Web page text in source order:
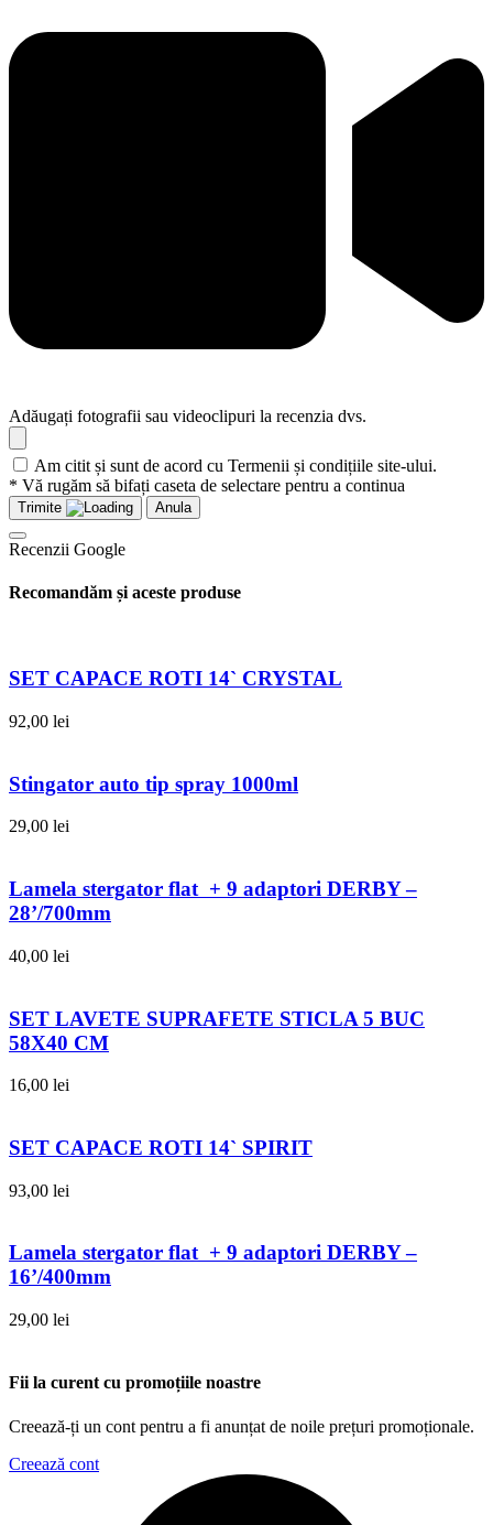
Adăugați fotografii sau videoclipuri la recenzia dvs.
Am citit și sunt de acord cu Termenii și condițiile site-ului.
* Vă rugăm să bifați caseta de selectare pentru a continua
Trimite Anula
Recenzii Google
Recomandăm și aceste produse
SET CAPACE ROTI 14` CRYSTAL
92,00 lei
Stingator auto tip spray 1000ml
29,00 lei
Lamela stergator flat + 9 adaptori DERBY –
28’/700mm
40,00 lei
SET LAVETE SUPRAFETE STICLA 5 BUC
58X40 CM
16,00 lei
SET CAPACE ROTI 14` SPIRIT
93,00 lei
Lamela stergator flat + 9 adaptori DERBY –
16’/400mm
29,00 lei
Fii la curent cu promoțiile noastre
Creează-ți un cont pentru a fi anunțat de noile prețuri promoționale.
Creează cont